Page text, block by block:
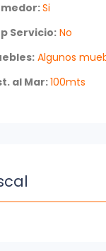
Si
Servicio:No
Algunos
al Mar:100mts